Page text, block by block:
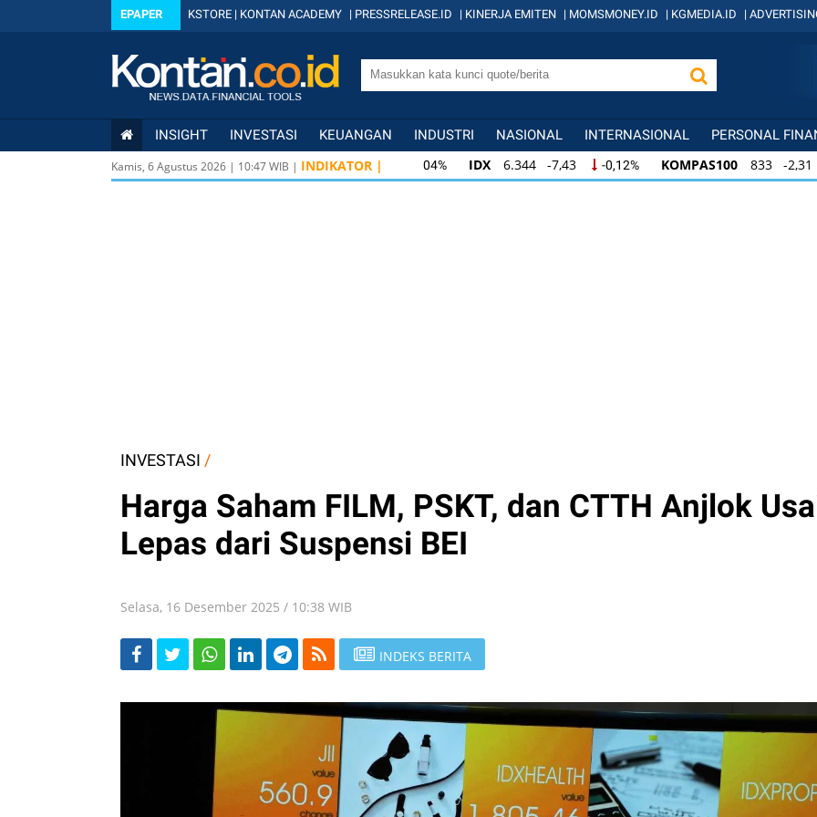
EPAPER KSTORE | KONTAN ACADEMY | PRESSRELEASE.ID | KINERJA EMITEN | MOMSMONEY.ID | KGMEDIA.ID |
INSIGHT INVESTASI KEUANGAN INDUSTRI NASIONAL INTERNASIONAL PERSONAL
Kamis, 6 Agustus 2026 | 10:47WIB | INDIKATOR | IDX 6.344 -7,43 -0,12% KOMPAS100 833 -2,31 -
IDX 6.344 -7,43 -0,12% KOMPAS100 833 -2,31 -
INVESTASI /
Harga Saham FILM, PSKT, dan CTTH Anjlok
Lepas dari Suspensi BEI
Selasa, 16 Desember 2025 / 10:38 WIB
INDEKS BERITA